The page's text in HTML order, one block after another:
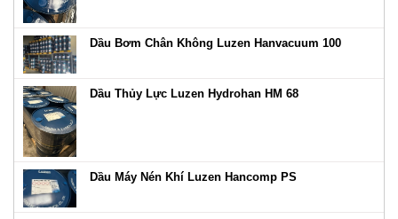
Dầu Bơm Chân Không Luzen Hanvacuum 100
Dầu Thủy Lực Luzen Hydrohan HM 68
Dầu Máy Nén Khí Luzen Hancomp PS